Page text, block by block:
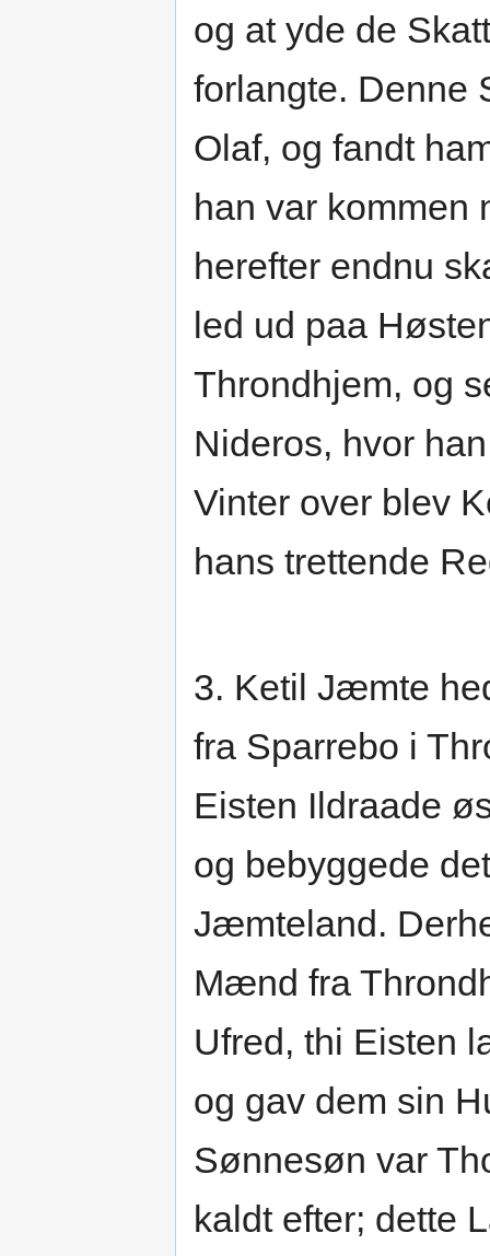
og at yde de
forlangte. Denne
Olaf, og fandt
han var kommen
herefter endnu
led ud paa
Throndhjem, og
Nideros, hvor
Vinter over blev
hans trettende
3. Ketil Jæmte
fra Sparrebo i
Eisten Ildraade
og bebyggede
Jæmteland.
Mænd fra
Ufred, thi Eisten
og gav dem sin
Sønnesøn var
kaldt efter; dette